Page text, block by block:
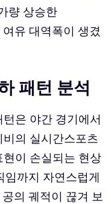
량 상승한
유 대역폭이 생겼
패턴 분석
은 야간 경기에서
의 실시간스포츠
이 손실되는 현상
임까지 자연스럽게
의 궤적이 끊겨 보